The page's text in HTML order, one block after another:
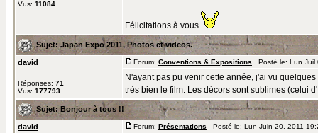
Vus: 11084
Félicitations à vous
Sujet: Japan Expo 2011, Photos et videos.
david
Réponses: 71
Vus: 177793
Forum: Conventions & Expositions Posté le: Lun
N'ayant pas pu venir cette année, j'ai vu
très bien le film. Les décors sont sublimes (celui d'
Sujet: Bonjour à tous !!
david Forum: Présentations Posté le: Lun Juin 20, 2011